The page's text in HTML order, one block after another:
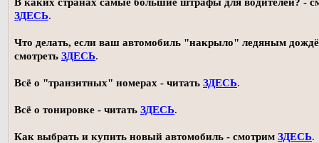
ЗДЕСЬ.
Что делать, если ваш автомобиль "накрыло" ледяным
смотреть ЗДЕСЬ.
Всё о "транзитных" номерах - читать ЗДЕСЬ.
Всё о тонировке - читать ЗДЕСЬ.
Как выбрать и купить новый автомобиль - смотрим ЗДЕСЬ.